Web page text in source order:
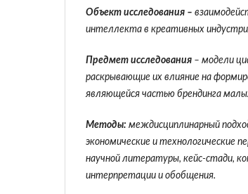
Объект исследования –
интеллекта в креативных
Предмет исследования – модели
раскрывающие их влияние на
являющейся частью брендинга
Методы: междисциплинарный
экономические и технологические
научной литературы, кейс-стади,
интерпретации и обобщения.